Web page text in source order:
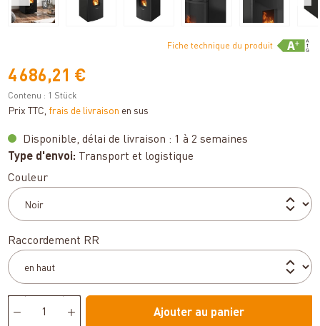
Fiche technique du produit
4 686,21 €
Contenu : 1 Stück
Prix TTC, frais de livraison en sus
Disponible, délai de livraison : 1 à 2 semaines
Type d'envoi: Transport et logistique
Sélectionnez
Couleur
Sélectionnez
Raccordement RR
Ajouter au panier